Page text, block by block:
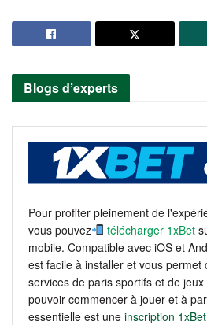
Blogs d’experts
Pour profiter pleinement de
vous pouvez
télécharger 1xBet
mobile. Compatible avec iOS et
est facile à installer et vous permet
services de paris sportifs et de
pouvoir commencer à jouer et à
essentielle est une inscription 1xBet